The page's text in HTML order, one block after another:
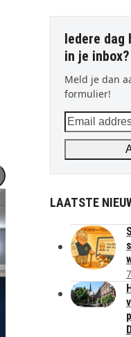
Iedere
in je inbox?
Meld je dan
formulier!
Email
address
LAATSTE